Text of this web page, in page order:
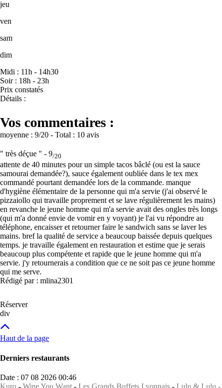
jeu
ven
sam
dim
Midi : 11h - 14h30
Soir : 18h - 23h
Prix constatés
Détails :
Vos commentaires :
moyenne : 9/20 - Total : 10 avis
" très déçue " - 9/20
attente de 40 minutes pour un simple tacos bâclé (ou est la sauce
samourai demandée?), sauce également oubliée dans le tex mex
commandé pourtant demandée lors de la commande. manque
d'hygiène élémentaire de la personne qui m'a servie (j'ai observé le
pizzaiollo qui travaille proprement et se lave régulièrement les mains)
en revanche le jeune homme qui m'a servie avait des ongles très longs
(qui m'a donné envie de vomir en y voyant) je l'ai vu répondre au
téléphone, encaisser et retourner faire le sandwich sans se laver les
mains. bref la qualité de service a beaucoup baissée depuis quelques
temps. je travaille également en restauration et estime que je serais
beaucoup plus compétente et rapide que le jeune homme qui m'a
servie. j'y retournerais a condition que ce ne soit pas ce jeune homme
qui me serve.
Rédigé par : mlina2301
Réserver
div
Haut de la page
Derniers restaurants
Date : 07 08 2026 00:46
Kuro - Wine You Want - Les Grands Buffets Lyonnais - Lulu & Lulu -